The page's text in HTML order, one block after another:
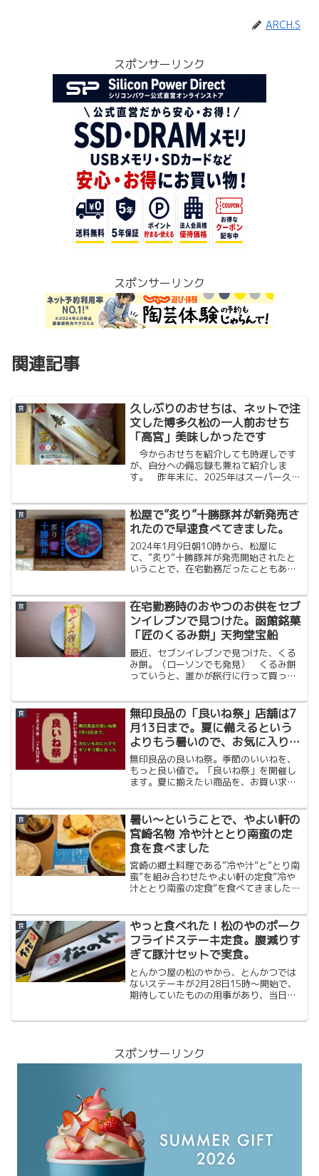
ARCH.S
スポンサーリンク
スポンサーリンク
関連記事
食
久しぶりのおせちは、ネットで注
文した博多久松の一人前おせち
「高宮」美味しかったです
今からおせちを紹介しても時遅しです
が、自分への備忘録も兼ねて紹介しま
す。 昨年末に、2025年はスーパー久し
た。地元が福岡なので、やっぱり福岡の
ものが食べたいと思い、以前、出汁を買
ったことがある「博多久松」さんを選び
ました。
食
松屋で”炙り”十勝豚丼が新発売さ
れたので早速食べてきました。
2024年1月9日朝10時から、松屋に
て、”炙り”十勝豚丼が発売開始されたと
いうことで、在宅勤務だったこともあ
リからだと、炙り豚丼は50円OFFのクー
ポンが使えます。松...
食
在宅勤務時のおやつのお供をセブ
ンイレブンで見つけた。函館銘菓
「匠のくるみ餅」天狗堂宝船
最近、セブンイレブンで見つけた、くる
み餅。（ローソンでも発見） くるみ餅
っていうと、誰かが旅行に行って買って
すが、コロナ禍で誰も遠出しなくなり、
お土産をもらう機会が全くなくなり。そ
んな時にセブンイレブンで...
食
無印良品の「良いね祭」店舗は7
月13日まで。夏に備えるという
よりもう暑いので、お気に入りを
購入
無印良品の良いね祭。季節のいいねを、
もっと良い値で。「良いね祭」を開催し
ます。夏に揃えたい商品を、お買い求め
で、私が気に入っているものは、昨年も
買った「凍らせて食べる」シリーズ。今
日が最終日ということもありますが、な
んとか間に合って購入できました。（ネ
ットストアだと7月14日午前10時まで）
食
暑い〜ということで、やよい軒の
宮崎名物 冷や汁ととり南蛮の定
食を食べました
宮崎の郷土料理である”冷や汁”と”とり南
蛮”を組み合わせたやよい軒の定食”冷や
汁ととり南蛮の定食”を食べてきました。
した。やよい軒公式アプリ - お得クーポ
ンをアプリでG...
食
やっと食べれた！松のやのポーク
フライドステーキ定食。腹減りす
ぎて豚汁セットで実食。
とんかつ屋の松のやから、とんかつでは
ないステーキが2月28日15時〜開始で、
期待していたものの用事があり、当日は
の券売機で買えないという結果で、半ば
スポンサーリンク